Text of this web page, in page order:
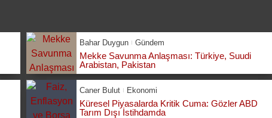
Bahar Duygun Gündem
Mekke Savunma Anlaşması: Türkiye, Suudi
Arabistan, Pakistan
Caner Bulut Ekonomi
Küresel Piyasalarda Kritik Cuma: Gözler ABD
Tarım Dışı İstihdamda